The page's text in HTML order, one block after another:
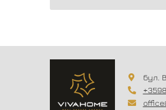
Варненчик.
бул.